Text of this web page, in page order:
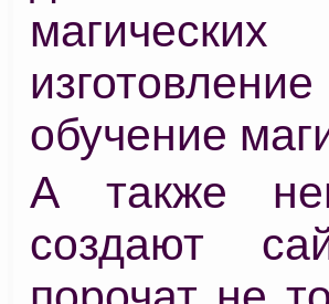
обучение
А также
создают